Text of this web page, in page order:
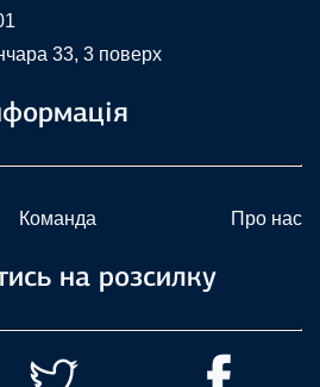
33, 3 поверх
Команда Про нас
на розсилку